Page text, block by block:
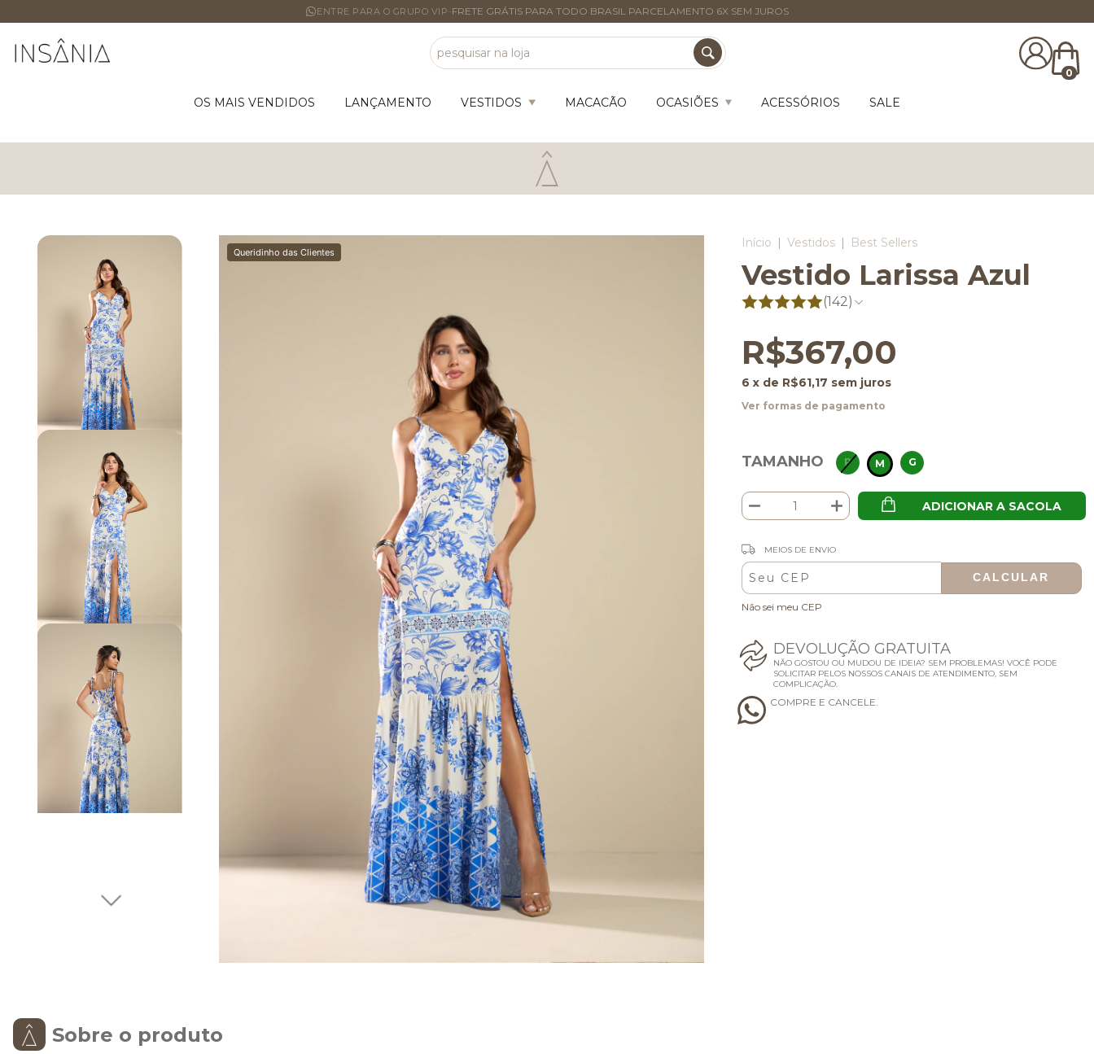
ENTRE PARA O GRUPO VIP-FRETE GRÁTIS PARA TODO BRASIL PARCELAMENTO 6X SEM JUROS
0
OS MAIS VENDIDOS LANÇAMENTO VESTIDOS MACACÃO OCASIÕES ACESSÓRIOS SALE
Queridinho das Clientes
Sobre o produto
Início | Vestidos | Best Sellers
Vestido Larissa Azul
(142)
R$367,00
6 x de R$61,17 sem juros
Ver formas de pagamento
TAMANHO P M G
ADICIONAR A SACOLA
Entregas para o CEP:
MEIOS DE ENVIO
CALCULAR
Não sei meu CEP
DEVOLUÇÃO GRATUITA
NÃO GOSTOU OU MUDOU DE IDEIA? SEM PROBLEMAS! VOCÊ PODE
SOLICITAR PELOS NOSSOS CANAIS DE ATENDIMENTO, SEM
COMPLICAÇÃO.
COMPRE E CANCEL E